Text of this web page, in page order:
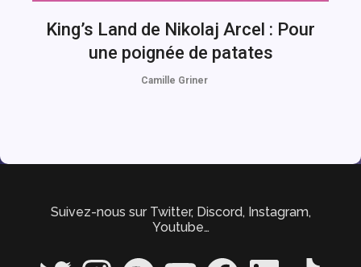
King’s Land de Nikolaj Arcel : Pour
une poignée de patates
Camille Griner
Suivez-nous sur Twitter, Discord, Instagram,
Youtube…
Twitter InstagramSpotify YouTube FacebookLinkedIn TikTok